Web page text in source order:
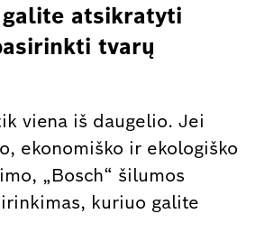
atsikratyti
tvarų
viena iš daugelio. Jei
ekonomiško ir ekologiško
„Bosch“ šilumos
kuriuo galite